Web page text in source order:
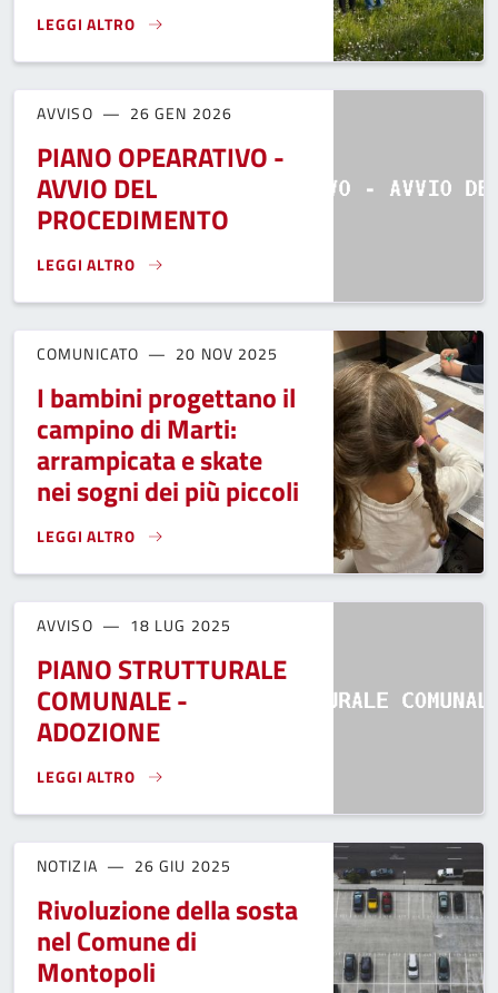
LEGGI ALTRO
ADOTTA UNO SPAZIO PUBBLICO, AL VIA LE DOMANDE PER
AVVISO 26 GEN 2026
PIANO OPEARATIVO -
AVVIO DEL
PROCEDIMENTO
LEGGI ALTRO
PIANO OPEARATIVO - AVVIO DEL PROCEDIMENTO}
COMUNICATO 20 NOV 2025
I bambini progettano il
campino di Marti:
arrampicata e skate
nei sogni dei più piccoli
LEGGI ALTRO
I BAMBINI PROGETTANO IL CAMPINO DI MARTI:
AVVISO 18 LUG 2025
PIANO STRUTTURALE
COMUNALE -
ADOZIONE
LEGGI ALTRO
PIANO STRUTTURALE COMUNALE - ADOZIONE}
NOTIZIA 26 GIU 2025
Rivoluzione della sosta
nel Comune di
Montopoli